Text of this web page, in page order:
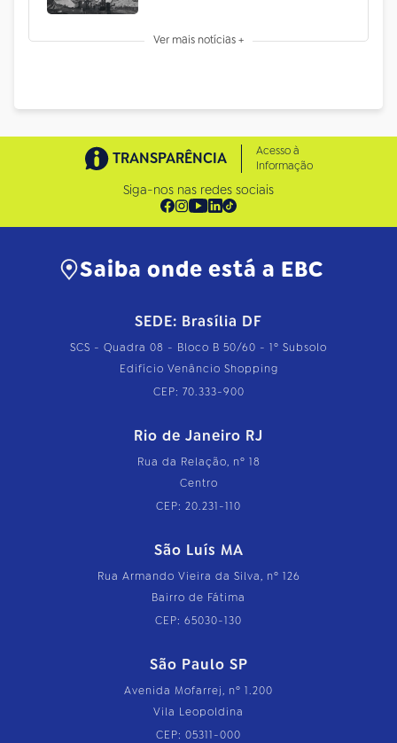
Ver mais notícias +
TRANSPARÊNCIA
Acesso à
Informação
Siga-nos nas redes sociais
Saiba onde está a EBC
SEDE: Brasília DF
SCS - Quadra 08 - Bloco B 50/60 - 1º Subsolo
Edifício Venâncio Shopping
CEP: 70.333-900
Rio de Janeiro RJ
Rua da Relação, nº 18
Centro
CEP: 20.231-110
São Luís MA
Rua Armando Vieira da Silva, nº 126
Bairro de Fátima
CEP: 65030-130
São Paulo SP
Avenida Mofarrej, nº 1.200
Vila Leopoldina
CEP: 05311-000